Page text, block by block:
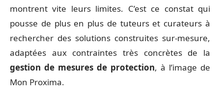
montrent vite leurs limites. C’est ce constat qui
pousse de plus en plus de tuteurs et curateurs à
rechercher des solutions construites sur-mesure,
adaptées aux contraintes très concrètes de la
gestion de mesures de protection, à l’image de
Mon Proxima.